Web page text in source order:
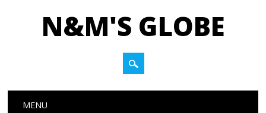
N&M'S GLOBE
Main menu
MENU